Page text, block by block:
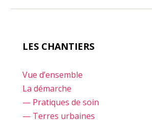
LES CHANTIERS
Vue d’ensemble
La démarche
— Pratiques de soin
— Terres urbaines